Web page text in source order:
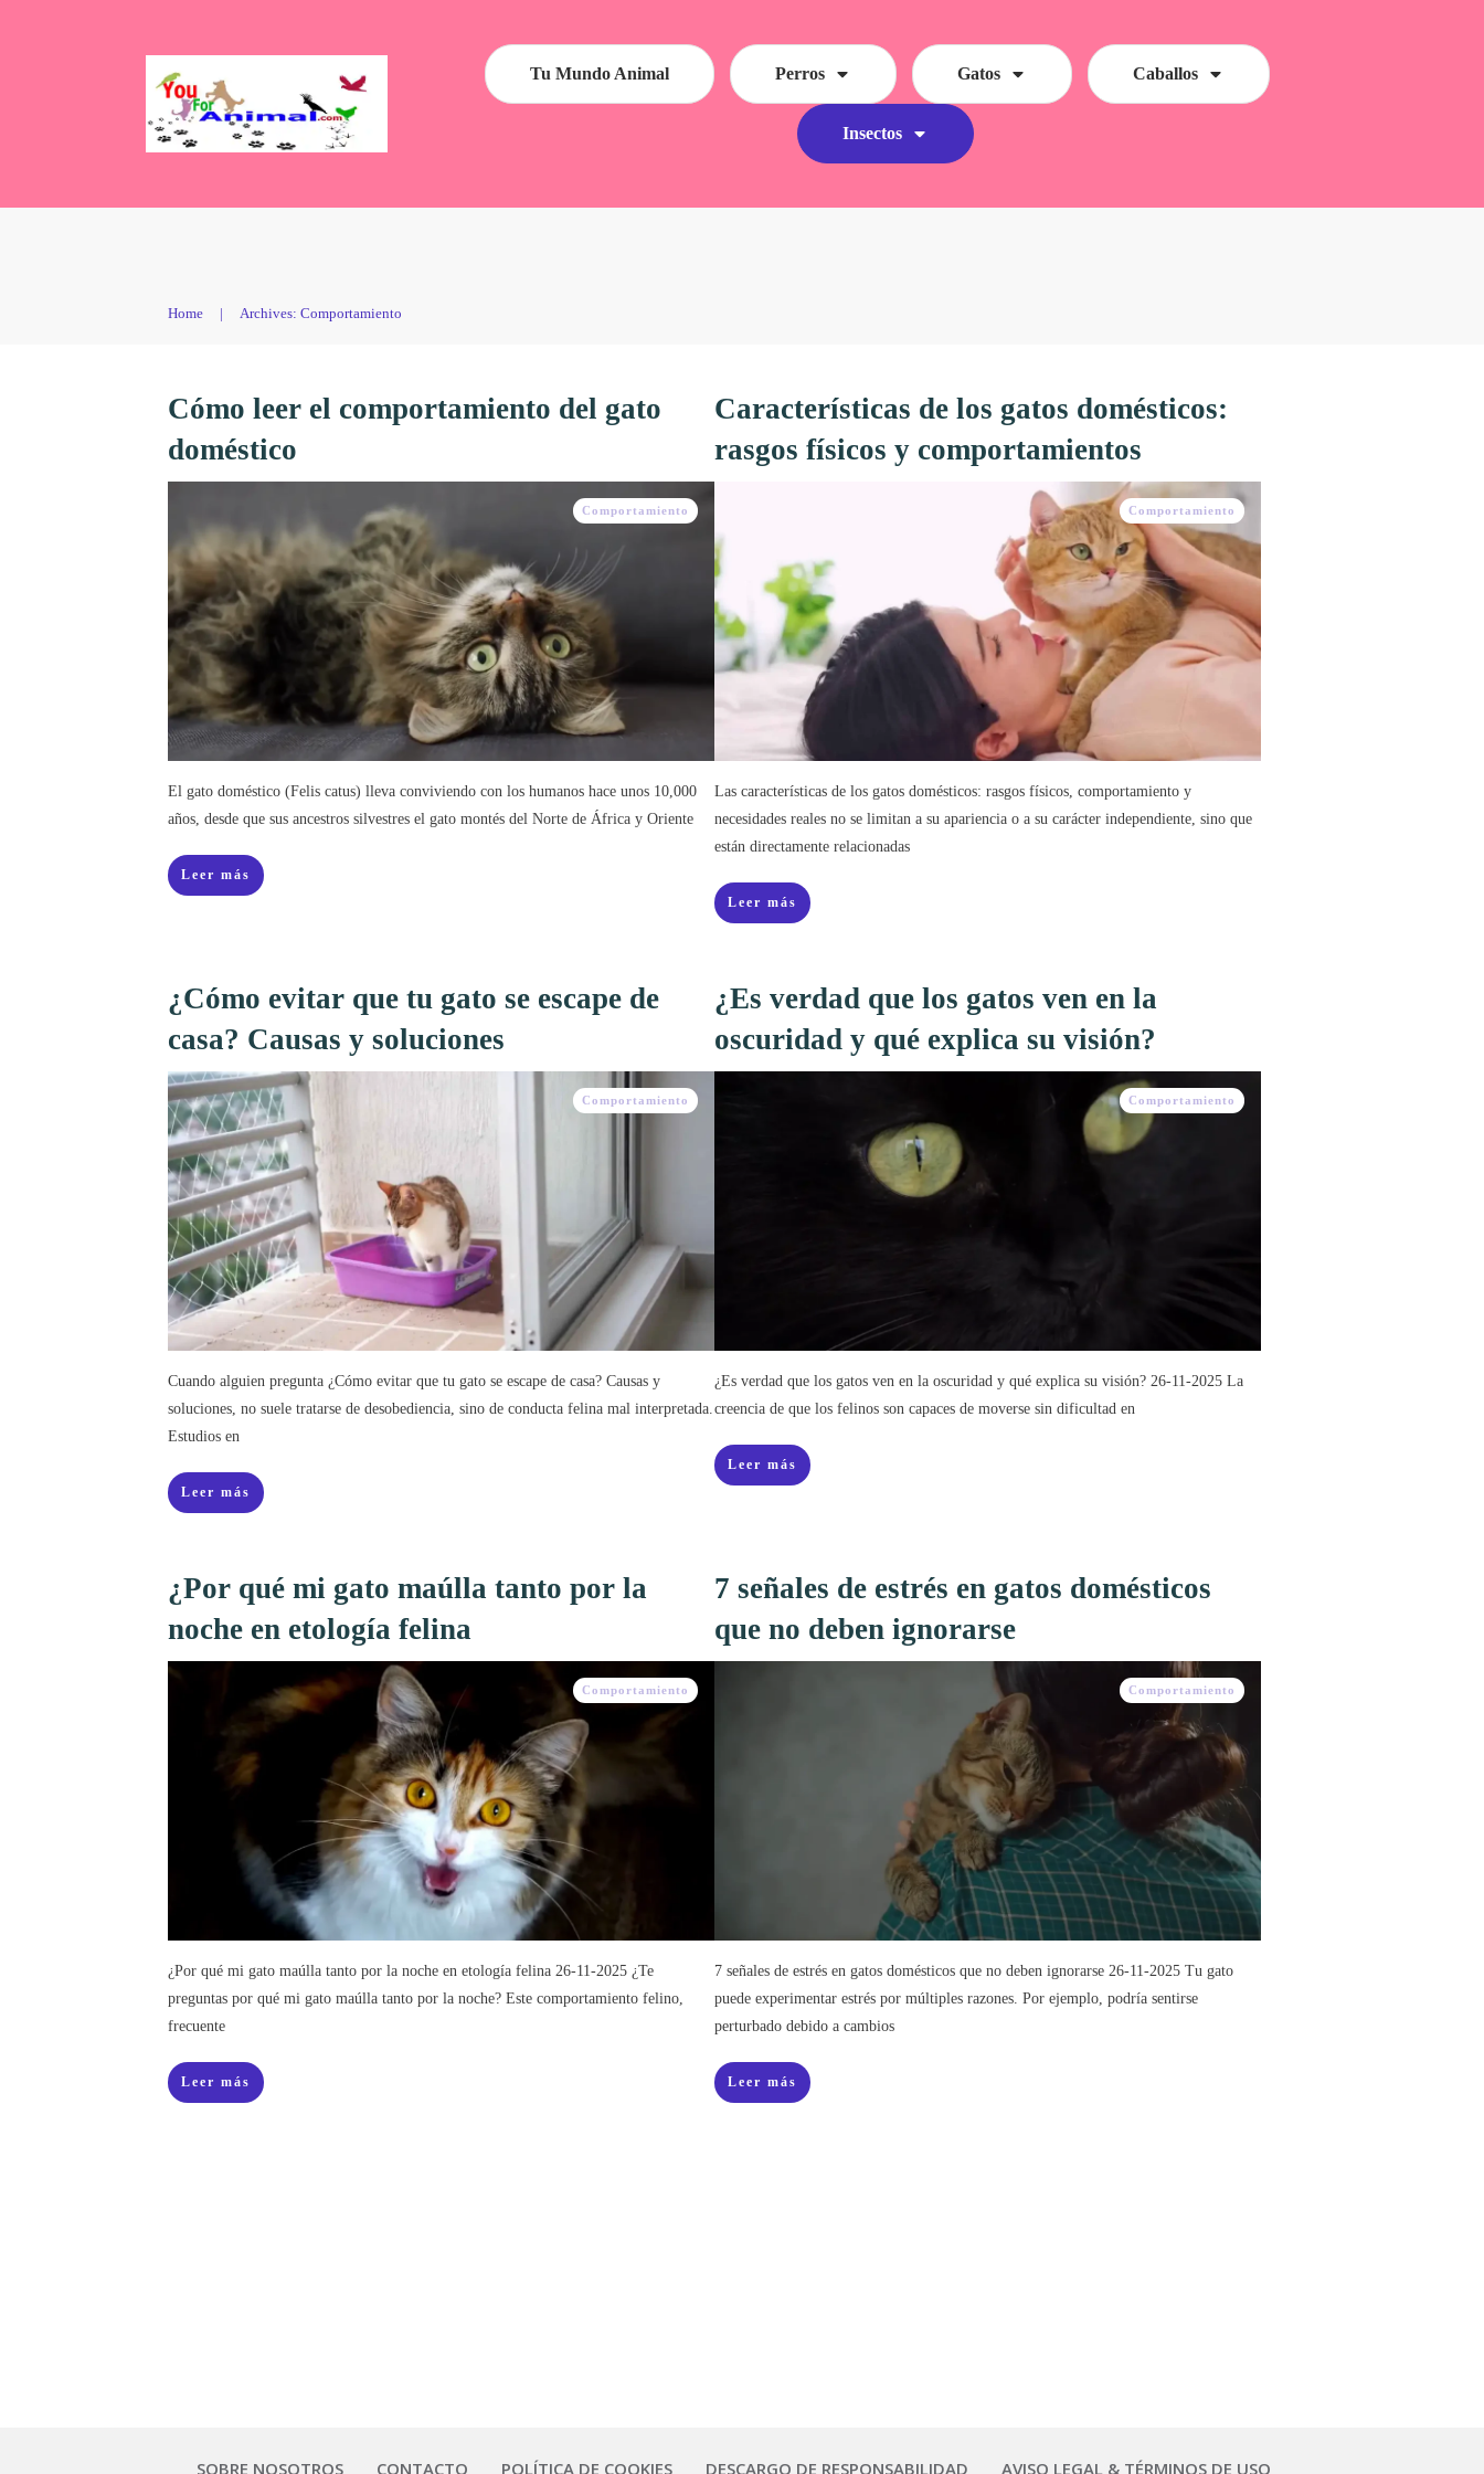
Tu Mundo Animal Perros Gatos Caballos
Insectos
Home | Archives: Comportamiento
Cómo leer el comportamiento del gato
doméstico
Comportamiento
El gato doméstico (Felis catus) lleva conviviendo con los humanos hace unos 10,000
años, desde que sus ancestros silvestres el gato montés del Norte de África y Oriente
Leer más
Características de los gatos domésticos:
rasgos físicos y comportamientos
Comportamiento
Las características de los gatos domésticos: rasgos físicos, comportamiento y
necesidades reales no se limitan a su apariencia o a su carácter independiente, sino que
están directamente relacionadas
Leer más
¿Cómo evitar que tu gato se escape de
casa? Causas y soluciones
Comportamiento
Cuando alguien pregunta ¿Cómo evitar que tu gato se escape de casa? Causas y
soluciones, no suele tratarse de desobediencia, sino de conducta felina mal interpretada.
Estudios en
Leer más
¿Es verdad que los gatos ven en la
oscuridad y qué explica su visión?
Comportamiento
¿Es verdad que los gatos ven en la oscuridad y qué explica su visión? 26-11-2025 La
creencia de que los felinos son capaces de moverse sin dificultad en
Leer más
¿Por qué mi gato maúlla tanto por la
noche en etología felina
Comportamiento
¿Por qué mi gato maúlla tanto por la noche en etología felina 26-11-2025 ¿Te
preguntas por qué mi gato maúlla tanto por la noche? Este comportamiento felino,
frecuente
Leer más
7 señales de estrés en gatos domésticos
que no deben ignorarse
Comportamiento
7 señales de estrés en gatos domésticos que no deben ignorarse 26-11-2025 Tu gato
puede experimentar estrés por múltiples razones. Por ejemplo, podría sentirse
perturbado debido a cambios
Leer más
SOBRE NOSOTROS CONTACTO POLÍTICA DE COOKIES DESCARGO DE RESPONSABILIDAD AVISO LEGAL & TÉRMINOS DE USO